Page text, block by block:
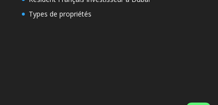
Types de propriétés